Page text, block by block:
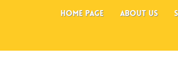
HOME PAGE ABOUT US